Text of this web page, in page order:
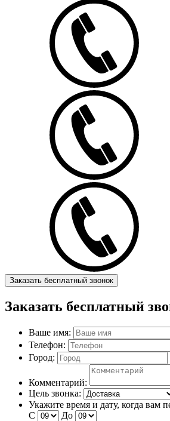
Заказать бесплатный звонок
Заказать бесплатный
Ваше имя:
Телефон:
Город:
Комментарий:
Цель звонка:
Укажите время и дату, когда вам
С
До